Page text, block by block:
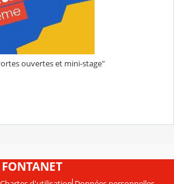
ouvertes et mini-stage"